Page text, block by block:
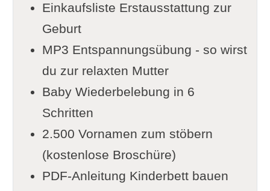
Einkaufsliste Erstausstattung zur
Geburt
MP3 Entspannungsübung - so wirst
du zur relaxten Mutter
Baby Wiederbelebung in 6
Schritten
2.500 Vornamen zum stöbern
(kostenlose Broschüre)
PDF-Anleitung Kinderbett bauen